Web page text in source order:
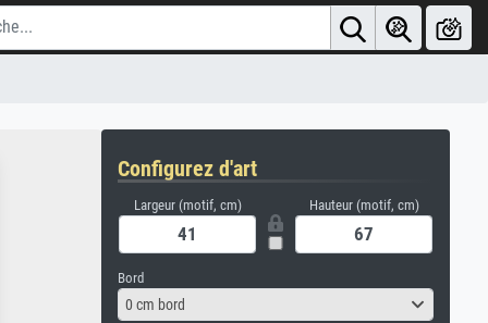
Configurez d'art
Largeur (motif, cm) Hauteur (motif, cm)
Bord
0 cm bord